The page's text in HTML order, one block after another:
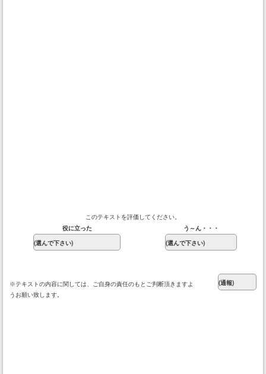
このテキストを評価してください。
役に立った
う～ん・・・
※テキストの内容に関しては、ご自身の責任のもとご判断頂きますよ
うお願い致します。